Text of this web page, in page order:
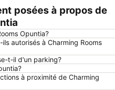
Spiaggia Maladroxia
Masua
Porto Pino
Miniera di Ingurtosu
Portu Maga
posées à propos de
Opuntia?
autorisés à Charming Rooms
t-il d'un parking?
à proximité de Charming